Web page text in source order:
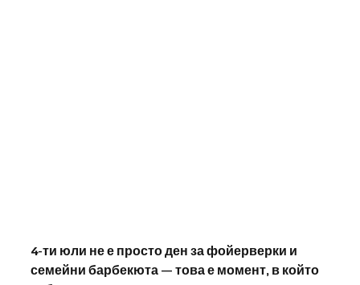
4-ти юли не е просто ден за фойерверки и
семейни барбекюта — това е момент, в който